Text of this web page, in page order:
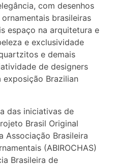
com desenhos
brasileiras
espaço na arquitetura e
e exclusividade
e demais
de designers
Brazilian
das iniciativas de
Brasil Original
Associação Brasileira
(ABIROCHAS)
Brasileira de